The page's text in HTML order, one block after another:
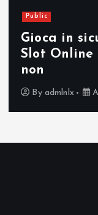
Public
Gioca in
Slot Online
non
By admlnlx